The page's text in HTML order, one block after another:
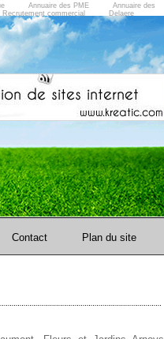
Annuaire des PME
Annuaire des
Recrutement commercial
Delaere
Contact Plan du site